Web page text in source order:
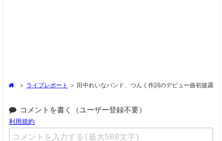
> ライブレポート > 田中れいなバンド、つんく作詞のデビュー曲初披露
コメントを書く（ユーザー登録不要）